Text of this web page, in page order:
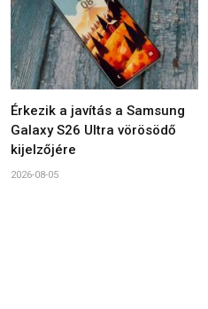
Érkezik a javítás a Samsung
Galaxy S26 Ultra vörösödő
kijelzőjére
2026-08-05